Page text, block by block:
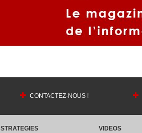
CONTACTEZ-NOUS !
STRATEGIES VIDEOS